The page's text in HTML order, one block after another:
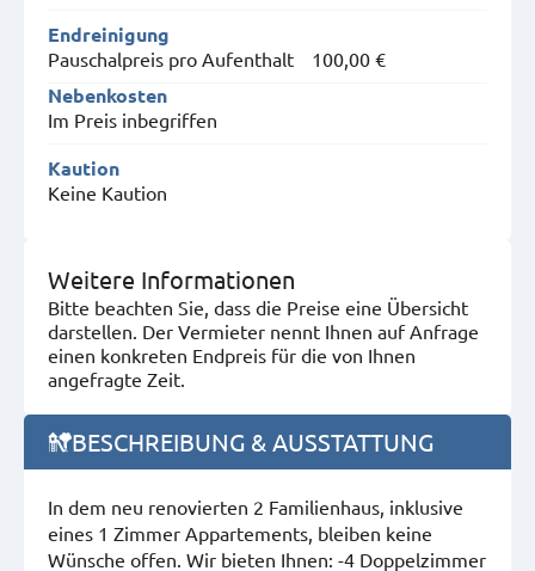
Endreinigung
Pauschalpreis pro Aufenthalt 100,00 €
Nebenkosten
Im Preis inbegriffen
Kaution
Keine Kaution
Weitere Informationen
Bitte beachten Sie, dass die Preise eine Übersicht
darstellen. Der Vermieter nennt Ihnen auf Anfrage
einen konkreten Endpreis für die von Ihnen
angefragte Zeit.
BESCHREIBUNG & AUSSTATTUNG
In dem neu renovierten 2 Familienhaus, inklusive
eines 1 Zimmer Appartements, bleiben keine
Wünsche offen. Wir bieten Ihnen: -4 Doppelzimmer